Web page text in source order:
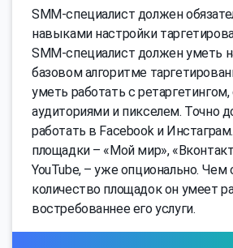
SMM-специалист должен
навыками настройки
SMM-специалист должен уметь
базовом алгоритме
уметь работать с
аудиториями и пикселем. Точно
работать в Facebook и
площадки – «Мой мир»,
YouTube, – уже опционально.
количество площадок он умеет
востребованнее его услуги.